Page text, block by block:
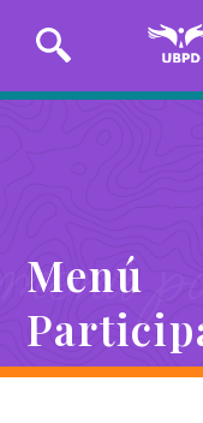
Saltar
INICIO
SOBRE LA UBPD
Misión y visión
Menú